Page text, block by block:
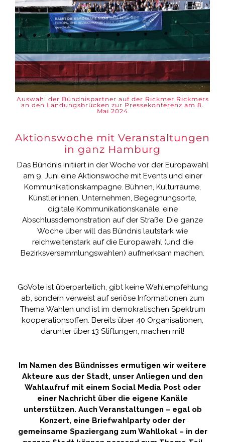
Auswahl der Bündnispartner auf der Rickmer Rickmers
an den Landungsbrücken zur Pressekonferenz am 8.
Mai 2024
Aktionswoche mit Veranstaltungen
in ganz Hamburg
Das Bündnis initiiert in der Woche vor der Europawahl
am 9. Juni eine Aktionswoche mit Events und einer
Kommunikationskampagne. Bühnen, Kulturräume,
Künstler:innen, Unternehmen, Begegnungsorte,
digitale Kommunikationskanäle, eine
Abschlussdemonstration auf der Straße: Die ganze
Woche über will das Bündnis lautstark wie
reichweitenstark auf die Europawahl (und die
Bezirksversammlungswahlen) aufmerksam machen.
GoVote ist überparteilich, gibt keine Wahlempfehlung
ab, sondern verweist auf seriöse Informationen zum
Thema Wahlen und ist im demokratischen Spektrum
kooperationsoffen. Bereits über 40 Organisationen,
darunter über 13 Stiftungen, machen mit!
Im Namen des Bündnisses ermutigen wir weitere
Akteure aus der Stadt, unser Anliegen und den
Wahlaufruf mit einem Social Media Post oder
einer Nachricht über die eigene Kanäle
unterstützen. Auch Veranstaltungen – egal ob
Konzert, eine Briefwahlparty oder der
gemeinsame Spaziergang zum Wahllokal – in der